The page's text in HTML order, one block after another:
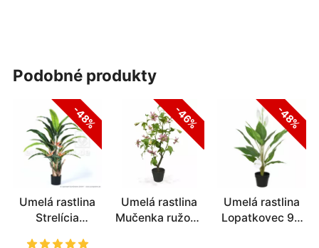
podobné produkty
-48%
Umelá rastlina
Strelícia
-46%
Umelá rastlina
Mučenka ružová
-48%
Umelá rastlina
Lopatkovec 95